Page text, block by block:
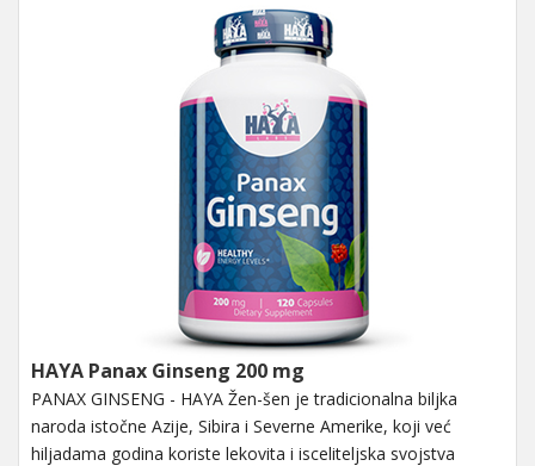
HAYA Panax Ginseng 200 mg
PANAX GINSENG - HAYA Žen-šen je tradicionalna biljka
naroda istočne Azije, Sibira i Severne Amerike, koji već
hiljadama godina koriste lekovita i isceliteljska svojstva